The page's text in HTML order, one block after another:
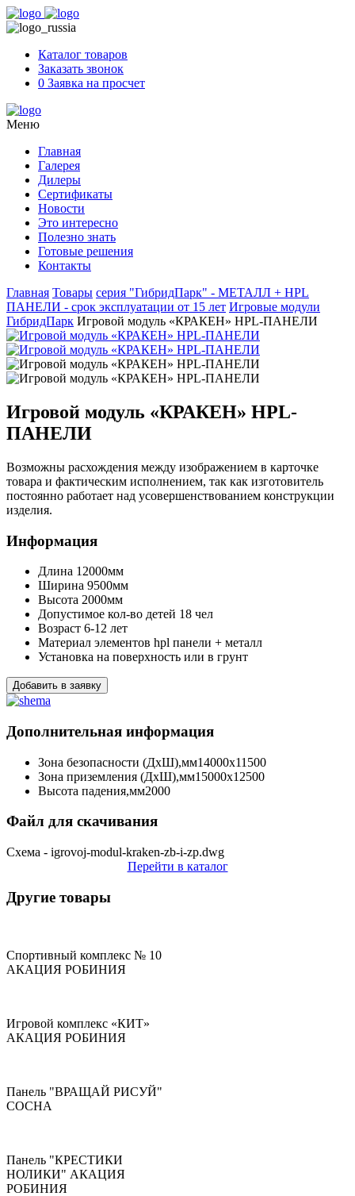
Skip
to
Каталог товаров
Заказать звонок
0 Заявка на просчет
Меню
Главная
Галерея
Дилеры
Сертификаты
Новости
Это интересно
Полезно знать
Готовые решения
Контакты
Главная Товары серия "ГибридПарк" - МЕТАЛЛ + HPL
ПАНЕЛИ - срок эксплуатации от 15 лет Игровые модули
ГибридПарк Игровой модуль «КРАКЕН» HPL-ПАНЕЛИ
Игровой модуль «КРАКЕН» HPL-
ПАНЕЛИ
Возможны расхождения между изображением в карточке
товара и фактическим исполнением, так как изготовитель
постоянно работает над усовершенствованием конструкции
изделия.
Информация
Длина 12000мм
Ширина 9500мм
Высота 2000мм
Допустимое кол-во детей 18 чел
Возраст 6-12 лет
Материал элементов hpl панели + металл
Установка на поверхность или в грунт
Добавить в заявку
Дополнительная информация
Зона безопасности (ДхШ),мм14000х11500
Зона приземления (ДхШ),мм15000х12500
Высота падения,мм2000
Файл для скачивания
Схема - igrovoj-modul-kraken-zb-i-zp.dwg
Перейти в каталог
Другие товары
Спортивный комплекс № 10
АКАЦИЯ РОБИНИЯ
Игровой комплекс «КИТ»
АКАЦИЯ РОБИНИЯ
Панель "ВРАЩАЙ РИСУЙ"
СОСНА
Панель "КРЕСТИКИ
НОЛИКИ" АКАЦИЯ
РОБИНИЯ